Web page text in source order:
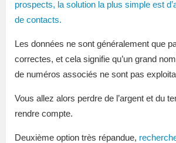
prospects, la solution la plus simple est
de contacts.
Les données ne sont généralement que
correctes, et cela signifie qu’un grand
de numéros associés ne sont pas
Vous allez alors perdre de l’argent et du
rendre compte.
Deuxième option très répandue,